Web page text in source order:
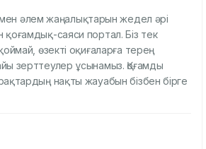
мен әлем жаңалықтарын жедел әрі
саяси портал. Біз тек
өзекті оқиғаларға терең
зерттеулер ұсынамыз. Қоғамды
нақты жауабын бізбен бірге